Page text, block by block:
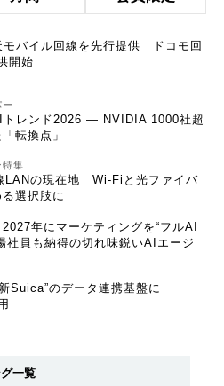
モバイル回線を先行提供 ドコモ回
開始
トレンド2026 ― NVIDIA 1000社超
転換点」
特集
LANの現在地 Wi-Fiと光ファイバ
選択肢に
年にマーケティングを“フルAI
員も納得の切れ味鋭いAIエージ
Suica”のデータ連携基盤に
一覧